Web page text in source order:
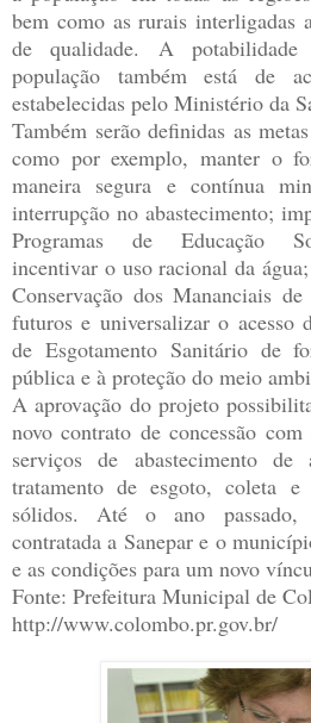
bem como as rurais interligadas
de qualidade. A
população também está de
estabelecidas pelo Ministério da
Também serão definidas as
como por exemplo, manter o
maneira segura e contínua
interrupção no abastecimento;
Programas de Educação
incentivar o uso racional da
Conservação dos Mananciais
futuros e universalizar o acesso
de Esgotamento Sanitário de
pública e à proteção do meio
A aprovação do projeto
novo contrato de concessão
serviços de abastecimento
tratamento de esgoto, coleta e
sólidos. Até o ano passado,
contratada a Sanepar e o
e as condições para um novo
Fonte: Prefeitura Municipal de
http://www.colombo.pr.gov.br/